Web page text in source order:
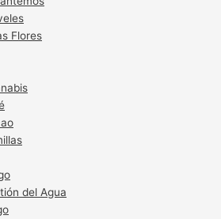
Flores
del Agua